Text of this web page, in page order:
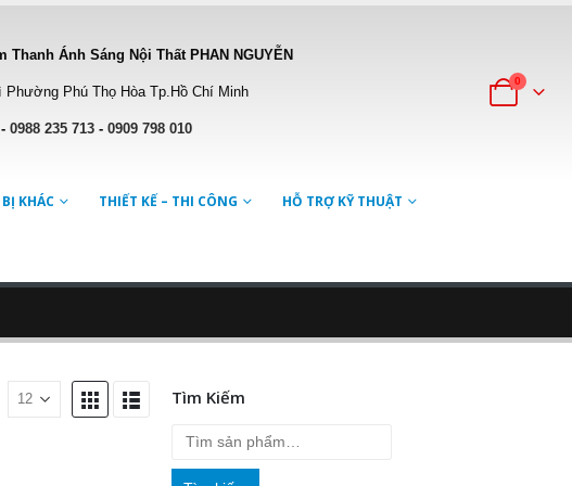
Thanh Ánh Sáng Nội Thất PHAN NGUYỄN
Phường Phú Thọ Hòa Tp.Hồ Chí Minh
-0988 235 713 -0909 798 010
0
KHÁC THIẾT KẾ – THI CÔNG HỖ TRỢ KỸ THUẬT
Tìm Kiếm